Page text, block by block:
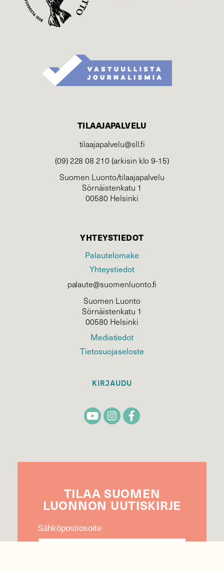
TILAAJAPALVELU
tilaajapalvelu@sll.fi
(09) 228 08 210 (arkisin klo 9-15)
Suomen Luonto/tilaajapalvelu
Sörnäistenkatu 1
00580 Helsinki
YHTEYSTIEDOT
Palautelomake
Yhteystiedot
palaute@suomenluonto.fi
Suomen Luonto
Sörnäistenkatu 1
00580 Helsinki
Mediatiedot
Tietosuojaseloste
KIRJAUDU
TILAA SUOMEN
LUONNON UUTIS­KIRJE
Sähköpostiosoite